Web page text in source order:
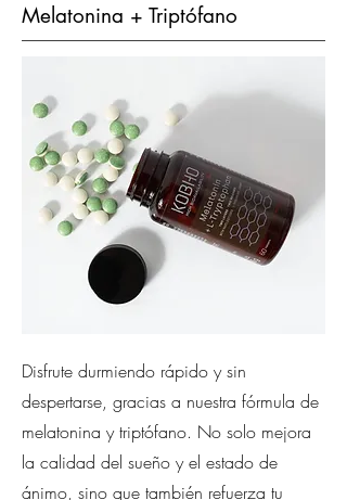
Melatonina + Triptófano
Disfrute durmiendo rápido y sin
despertarse, gracias a nuestra fórmula de
melatonina y triptófano. No solo mejora
la calidad del sueño y el estado de
ánimo, sino que también refuerza tu